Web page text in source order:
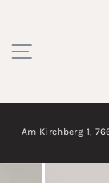
Inhalt
Am Kirchberg 1,